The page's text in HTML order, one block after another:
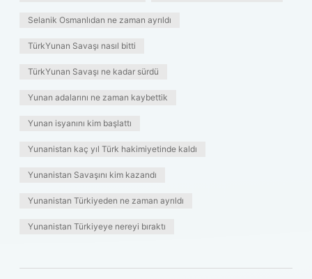
Selanik Osmanlıdan ne zaman ayrıldı
TürkYunan Savaşı nasıl bitti
TürkYunan Savaşı ne kadar sürdü
Yunan adalarını ne zaman kaybettik
Yunan isyanını kim başlattı
Yunanistan kaç yıl Türk hakimiyetinde kaldı
Yunanistan Savaşını kim kazandı
Yunanistan Türkiyeden ne zaman ayrıldı
Yunanistan Türkiyeye nereyi bıraktı